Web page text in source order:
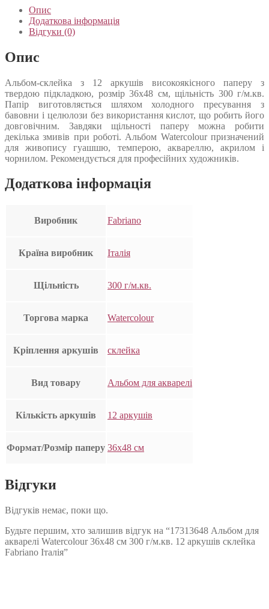
Опис
Додаткова інформація
Відгуки (0)
Опис
Альбом-склейка з 12 аркушів високоякісного паперу з
твердою підкладкою, розмір 36х48 см, щільність 300 г/м.кв.
Папір виготовляється шляхом холодного пресування з
бавовни і целюлози без використання кислот, що робить його
довговічним. Завдяки щільності паперу можна робити
декілька змивів при роботі. Альбом Watercolour призначений
для живопису гуашшю, темперою, аквареллю, акрилом і
чорнилом. Рекомендується для професійних художників.
Додаткова інформація
Виробник Fabriano
Країна виробник Італія
Щільність 300 г/м.кв.
Торгова марка Watercolour
Кріплення аркушів склейка
Вид товару Альбом для акварелі
Кількість аркушів 12 аркушів
Формат/Розмір паперу 36х48 см
Відгуки
Відгуків немає, поки що.
Будьте першим, хто залишив відгук на “17313648 Альбом для
акварелі Watercolour 36х48 см 300 г/м.кв. 12 аркушів склейка
Fabriano Італія”